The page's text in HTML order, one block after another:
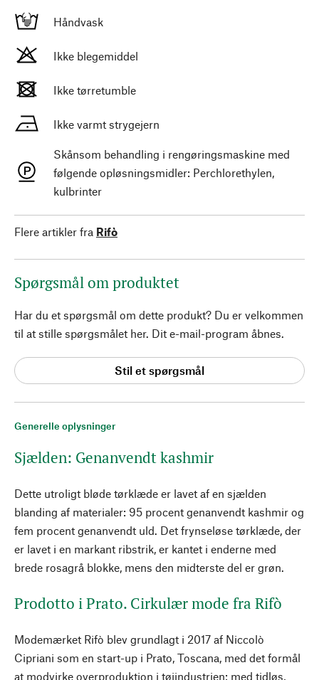
Generelle oplysninger
Sjælden: Genanvendt kashmir
Dette utroligt bløde tørklæde er lavet af en sjælden
blanding af materialer: 95 procent genanvendt kashmir og
fem procent genanvendt uld. Det frynseløse tørklæde, der
er lavet i en markant ribstrik, er kantet i enderne med
brede rosagrå blokke, mens den midterste del er grøn.
Prodotto i Prato. Cirkulær mode fra Rifò
Modemærket Rifò blev grundlagt i 2017 af Niccolò
Cipriani som en start-up i Prato, Toscana, med det formål
at modvirke overproduktion i tøjindustrien: med tidløs,
Håndvask
Ikke blegemiddel
Ikke tørretumble
Ikke varmt strygejern
Skånsom behandling i rengøringsmaskine med
følgende opløsningsmidler: Perchlorethylen,
kulbrinter
Flere artikler fra Rifò
Spørgsmål om produktet
Har du et spørgsmål om dette produkt? Du er velkommen
til at stille spørgsmålet her. Dit e-mail-program åbnes.
Stil et spørgsmål